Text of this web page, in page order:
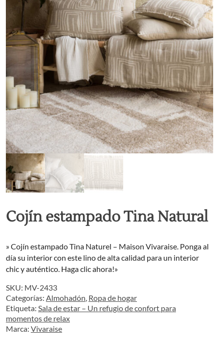
Cojín estampado Tina Natural
» Cojín estampado Tina Naturel – Maison Vivaraise. Ponga al
día su interior con este lino de alta calidad para un interior
chic y auténtico. Haga clic ahora!»
SKU: MV-2433
Categorías: Almohadón, Ropa de hogar
Etiqueta: Sala de estar – Un refugio de confort para
momentos de relax
Marca: Vivaraise